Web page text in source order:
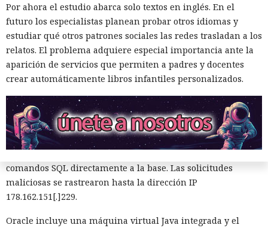
instalaron el conjunto de herramientas de postexplotación
khunt directamente dentro de la base de datos Oracle, que
se utilizó para acceder a la red corporativa.
El incidente se registró el 27 de julio de este año, cuando la
plataforma Huntress detectó el robo de credenciales en un
servidor con Oracle. Los registros de Apache mostraron que
el acceso se obtuvo a través de una función de búsqueda
vulnerable de una aplicación Java pública en Apache
Tomcat. La función de autocompletar en la búsqueda no
comandos SQL directamente a la base. Las solicitudes
maliciosas se rastrearon hasta la dirección IP
178.162.151[.]229.
Oracle incluye una máquina virtual Java integrada y el
Por ahora el estudio abarca solo textos en inglés. En el
futuro los especialistas planean probar otros idiomas y
estudiar qué otros patrones sociales las redes trasladan a los
relatos. El problema adquiere especial importancia ante la
aparición de servicios que permiten a padres y docentes
crear automáticamente libros infantiles personalizados.